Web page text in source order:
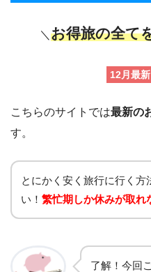
＼ お得旅の全て
12月最
こちらのサイトでは最新の
す。
とにかく安く旅行に行く方
い！ 繁忙期しか休みが取れ
了解！今回